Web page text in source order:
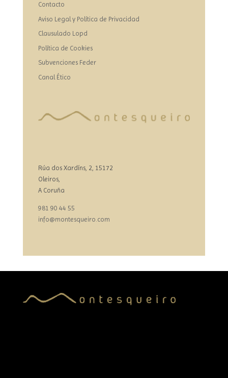
Contacto
Aviso Legal y Política de Privacidad
Clausulado Lopd
Política de Cookies
Subvenciones Feder
Canal Ético
Rúa dos Xardíns, 2, 15172
Oleiros,
A Coruña
981 90 44 55
info@montesqueiro.com